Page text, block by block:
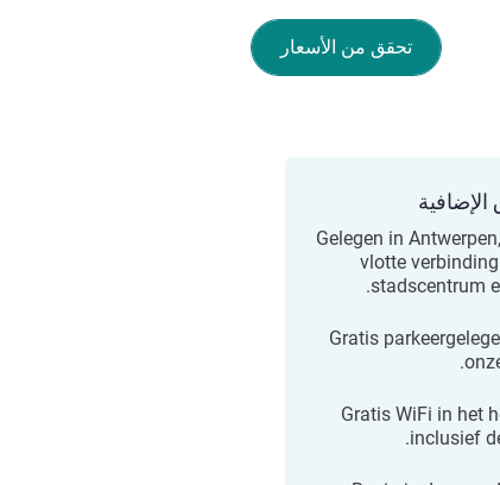
تحقق من الأسعار
Gelegen in
vlotte
stadscentrum
Gratis
Gratis WiFi in het
inclusief